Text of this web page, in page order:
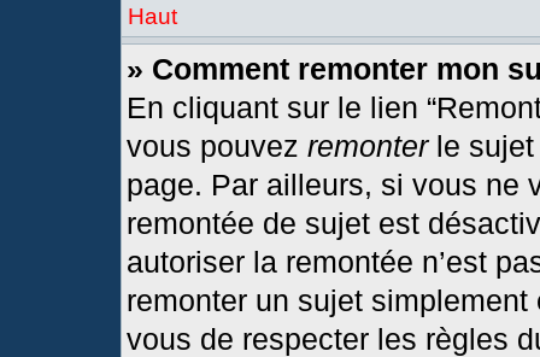
Haut
» Comment remonter mon
En cliquant sur le lien
vous pouvez remonterle sujet
page. Par ailleurs, si vous ne
remontée de sujet est
autoriser la remontée n’est
remonter un sujet
vous de respecter les règles